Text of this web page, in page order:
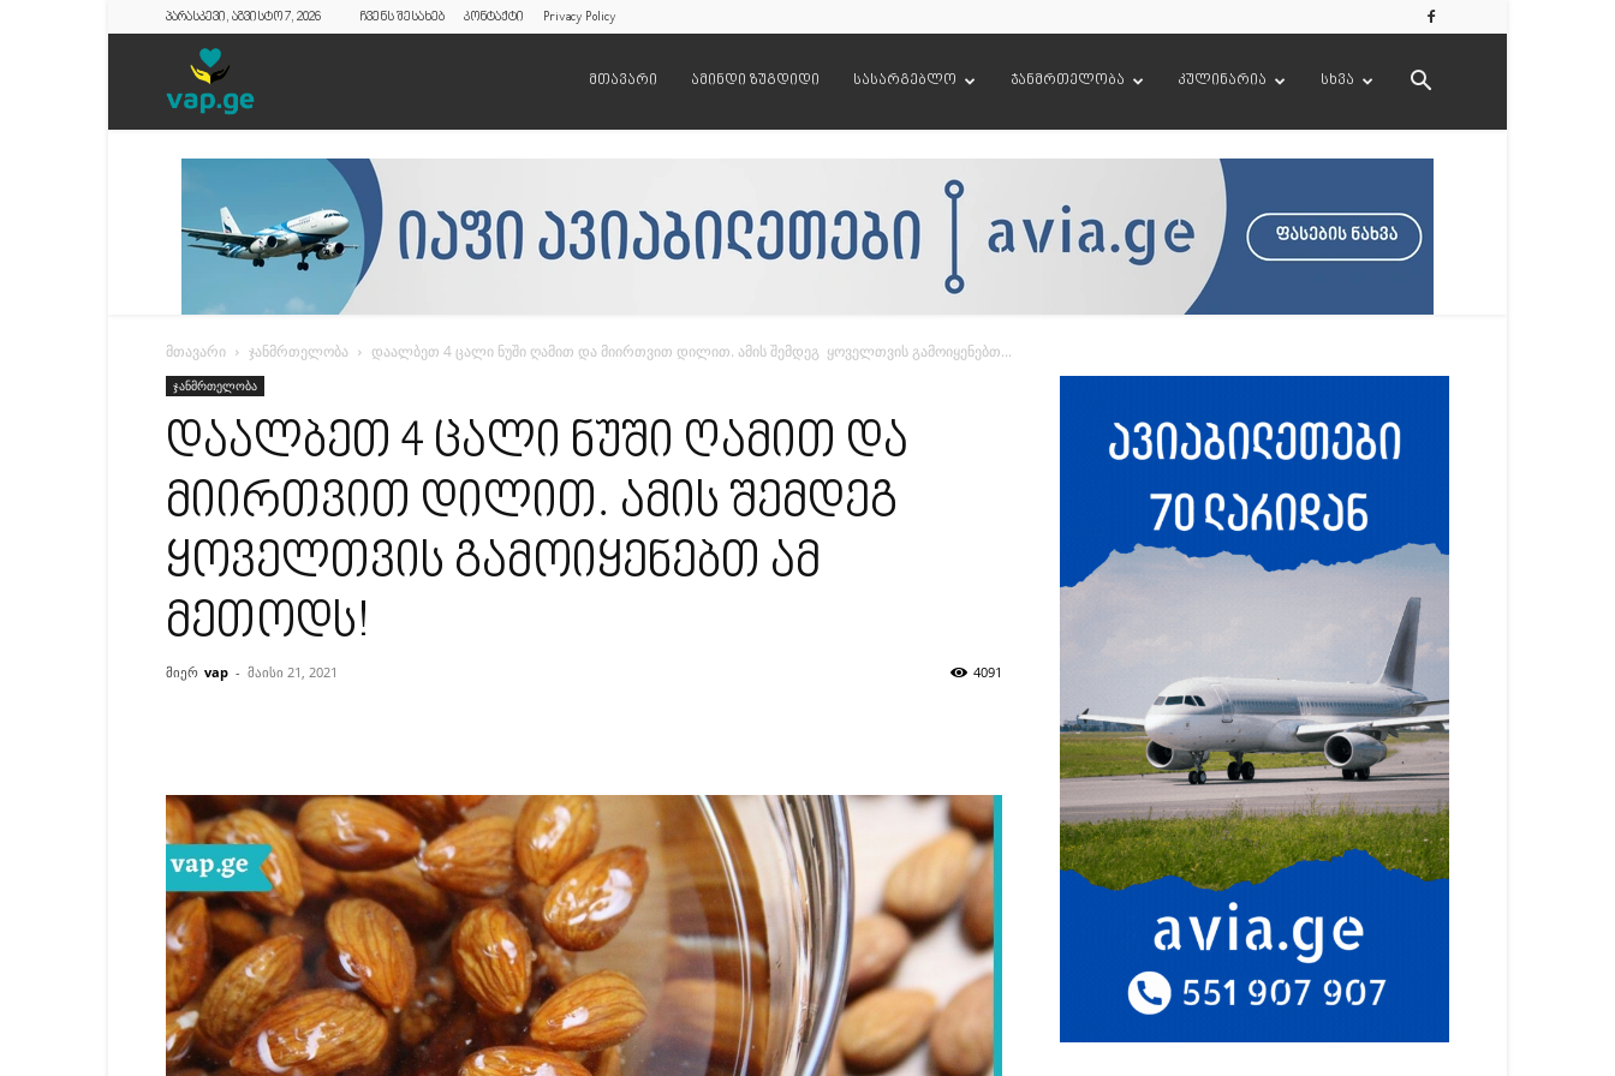
პარასკევი, აგვისტო 7, 2026 ჩვენს შესახებ კონტაქტი Privacy Policy
მთავარი ამინდი ზუგდიდი სასარგებლო ჯანმრთელობა კულინარია სხვა
მთავარი ჯანმრთელობა დაალბეთ 4 ცალი ნუში ღამით და მიირთვით დილით. ამის შემდეგ ყოველთვის გამოიყენებთ...
ჯანმრთელობა
დაალბეთ 4 ცალი ნუში ღამით და
მიირთვით დილით. ამის შემდეგ
ყოველთვის გამოიყენებთ ამ
მეთოდს!
მიერ vap - მაისი 21, 2021 4091